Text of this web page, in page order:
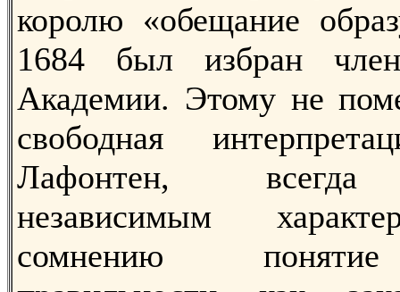
королю «обещание
1684 был избран
Академии. Этому не
свободная
Лафонтен, всегда
независимым
сомнению понятие